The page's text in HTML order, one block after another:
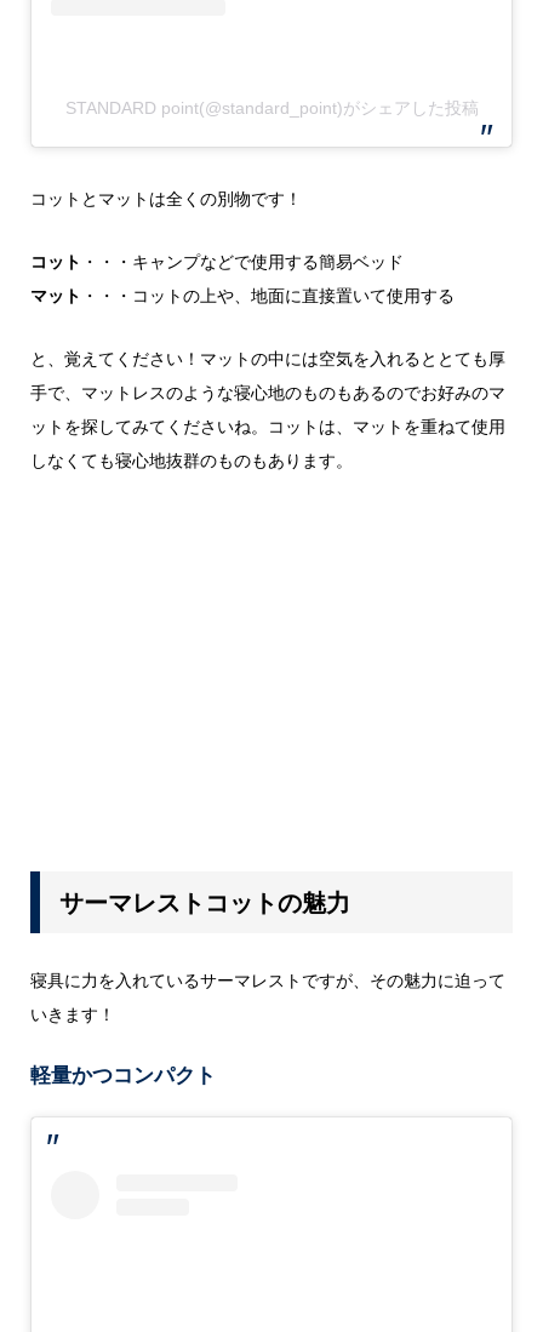
STANDARD point(@standard_point)がシェアした投稿
コットとマットは全くの別物です！
コット ・・・キャンプなどで使用する簡易ベッド
マット ・・・コットの上や、地面に直接置いて使用する
と、覚えてください！マットの中には空気を入れるととても厚
手で、マットレスのような寝心地のものもあるのでお好みのマ
ットを探してみてくださいね。コットは、マットを重ねて使用
しなくても寝心地抜群のものもあります。
サーマレストコットの魅力
寝具に力を入れているサーマレストですが、その魅力に迫って
いきます！
軽量かつコンパクト